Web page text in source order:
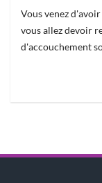
Vous venez
vous allez devoir
d'accouchement